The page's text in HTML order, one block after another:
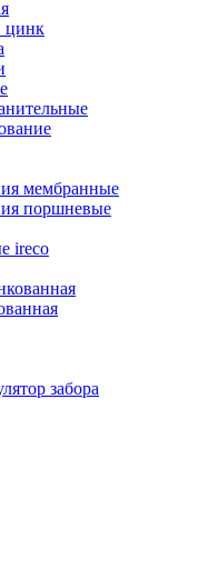
цинк
мембранные
поршневые
ireco
забора